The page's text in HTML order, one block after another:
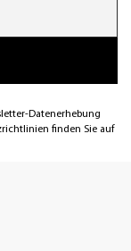
Datenerhebung
finden Sie auf